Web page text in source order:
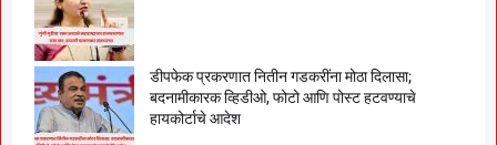
डीपफेक प्रकरणात नितीन गडकरींना मोठा दिलासा;
बदनामीकारक व्हिडीओ, फोटो आणि पोस्ट हटवण्याचे
हायकोर्टाचे आदेश